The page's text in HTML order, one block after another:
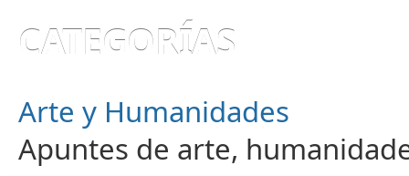
CATEGORÍAS
Arte y Humanidades
Apuntes de arte,